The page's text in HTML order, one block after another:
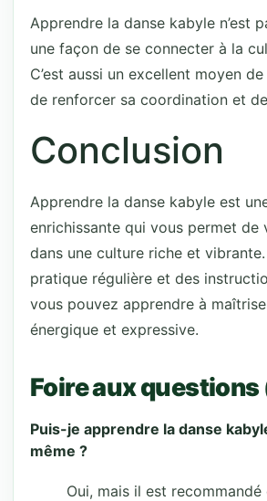
Apprendre la danse kabyle n’est
une façon de se connecter à la
C’est aussi un excellent moyen
de renforcer sa coordination et de
Conclusion
Apprendre la danse kabyle est
enrichissante qui vous permet de
dans une culture riche et
pratique régulière et des
vous pouvez apprendre à
énergique et expressive.
Foire aux questions
Puis-je apprendre la danse
même ?
Oui, mais il est